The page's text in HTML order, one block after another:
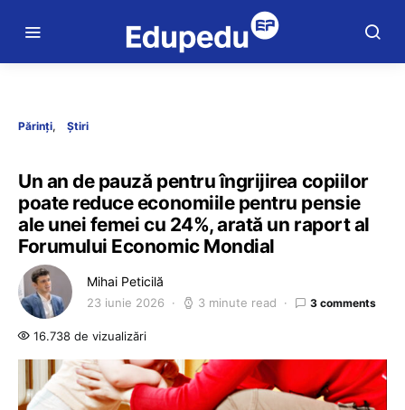
Părinți Știri
Un an de pauză pentru îngrijirea copiilor
poate reduce economiile pentru pensie
ale unei femei cu 24%, arată un raport al
Forumului Economic Mondial
Mihai Peticilă
23 iunie 2026 3 minute read 3 comments
16.738 de vizualizări